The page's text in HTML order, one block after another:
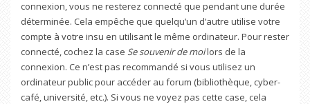
connexion, vous ne resterez connecté que pendant une durée
déterminée. Cela empêche que quelqu’un d’autre utilise votre
compte à votre insu en utilisant le même ordinateur. Pour rester
connecté, cochez la case Se souvenir de moilors de la
connexion. Ce n’est pas recommandé si vous utilisez un
ordinateur public pour accéder au forum (bibliothèque, cyber-
café, université, etc.). Si vous ne voyez pas cette case, cela